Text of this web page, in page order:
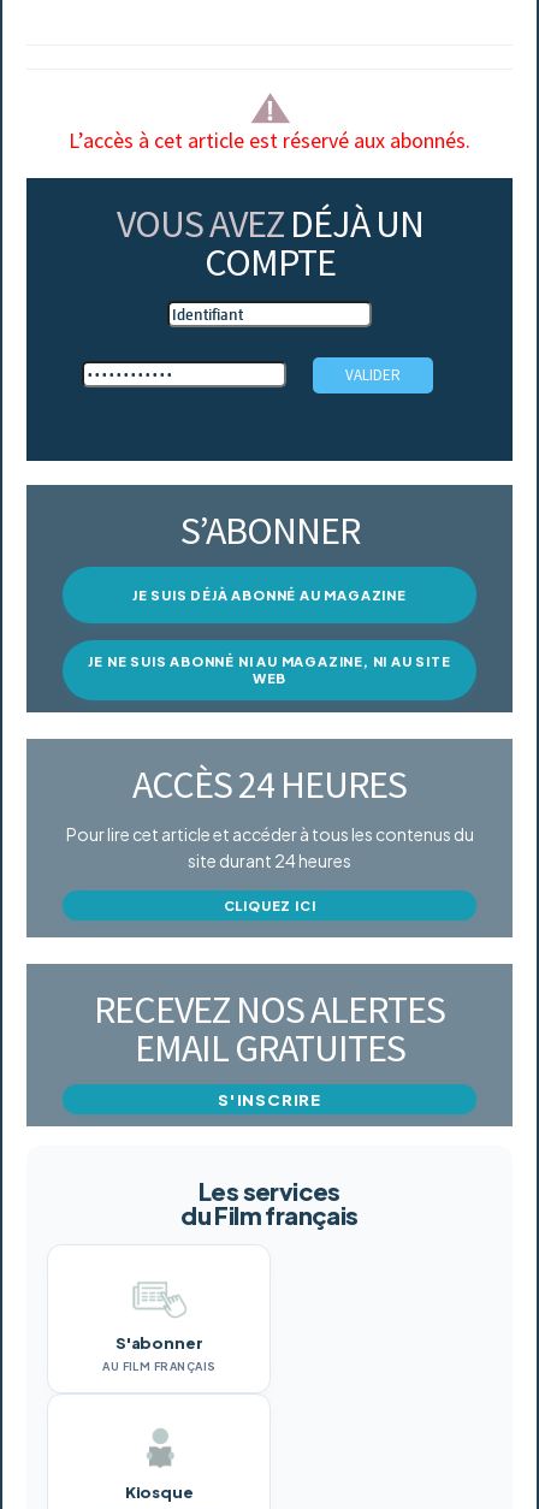
L’accès à cet article est réservé aux abonnés.
VOUS AVEZ DÉJÀ UN
COMPTE
S’ABONNER
JE SUIS DÉJÀ ABONNÉ AU MAGAZINE
JE NE SUIS ABONNÉ NI AU MAGAZINE, NI AU SITE
WEB
ACCÈS 24 HEURES
Pour lire cet article et accéder à tous les contenus du
site durant 24 heures
CLIQUEZ ICI
RECEVEZ NOS ALERTES
EMAIL GRATUITES
S'INSCRIRE
Les services
du Film français
S'abonner
AU FILM FRANÇAIS
Kiosque